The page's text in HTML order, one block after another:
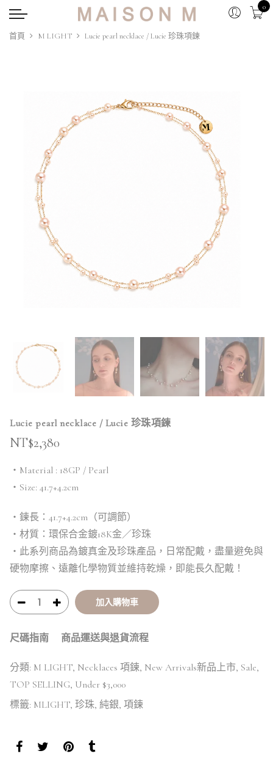
0
首頁 M LIGHT Lucie pearl necklace / Lucie 珍珠項鍊
Lucie pearl necklace / Lucie 珍珠項鍊
NT$2,380
・Material : 18GP / Pearl
・Size: 41.7+4.2cm
・鍊長：41.7+4.2cm（可調節）
・材質：環保合金鍍18K金／珍珠
・此系列商品為鍍真金及珍珠產品，日常配戴，盡量避免與
硬物摩擦、遠離化學物質並維持乾燥，即能長久配戴！
加入購物車
尺碼指南 商品運送與退貨流程
分類: M LIGHT, Necklaces 項鍊, New Arrivals新品上市, Sale,
TOP SELLING, Under $3,000
標籤: MLIGHT, 珍珠, 純銀, 項鍊